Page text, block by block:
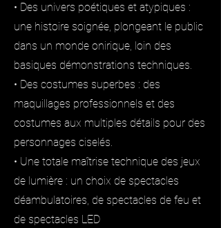
• Des univers poétiques et atypiques :
une histoire soignée, plongeant le public
dans un monde onirique, loin des
basiques démonstrations techniques.
• Des costumes superbes : des
maquillages professionnels et des
costumes aux multiples détails pour des
personnages ciselés.
• Une totale maîtrise technique des jeux
de lumière : un choix de spectacles
déambulatoires, de spectacles de feu et
de spectacles LED